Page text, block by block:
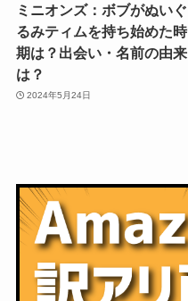
ミニオンズ：ボブがぬいぐ
るみティムを持ち始めた時
期は？出会い・名前の由来
は？
2024年5月24日